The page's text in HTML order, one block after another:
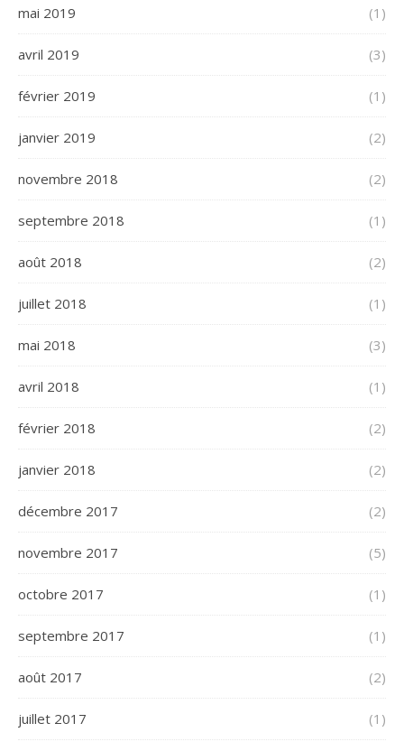
mai 2019 (1)
avril 2019 (3)
février 2019 (1)
janvier 2019 (2)
novembre 2018 (2)
septembre 2018 (1)
août 2018 (2)
juillet 2018 (1)
mai 2018 (3)
avril 2018 (1)
février 2018 (2)
janvier 2018 (2)
décembre 2017 (2)
novembre 2017 (5)
octobre 2017 (1)
septembre 2017 (1)
août 2017 (2)
juillet 2017 (1)